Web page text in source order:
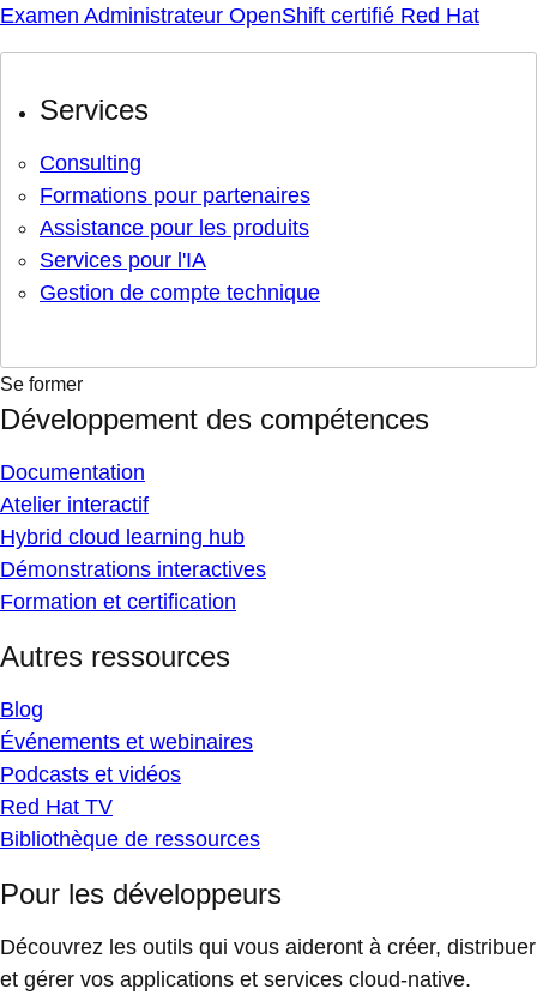
Examen Administrateur OpenShift certifié Red Hat
Services
Consulting
Formations pour partenaires
Assistance pour les produits
Services pour l'IA
Gestion de compte technique
Se former
Développement des compétences
Documentation
Atelier interactif
Hybrid cloud learning hub
Démonstrations interactives
Formation et certification
Autres ressources
Blog
Événements et webinaires
Podcasts et vidéos
Red Hat TV
Bibliothèque de ressources
Pour les développeurs
Découvrez les outils qui vous aideront à créer, distribuer
et gérer vos applications et services cloud-native.